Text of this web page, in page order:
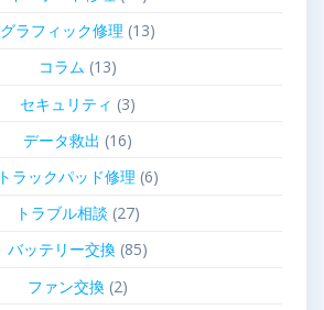
グラフィック修理 (13)
コラム (13)
セキュリティ (3)
データ救出 (16)
トラックパッド修理 (6)
トラブル相談 (27)
バッテリー交換(85)
ファン交換(2)